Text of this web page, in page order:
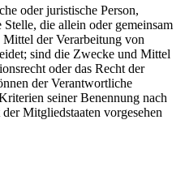
oder juristische Person,
die allein oder gemeinsam
der Verarbeitung von
sind die Zwecke und Mittel
oder das Recht der
der Verantwortliche
seiner Benennung nach
Mitgliedstaaten vorgesehen